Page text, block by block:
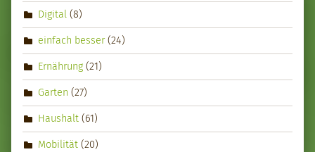
Digital (8)
einfach besser(24)
Ernährung (21)
Garten (27)
Haushalt (61)
Mobilität (20)